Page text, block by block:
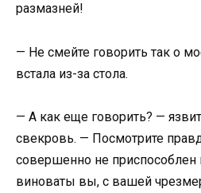
размазней!
— Не смейте говорить так о
встала из-за стола.
— А как еще говорить? —
свекровь. — Посмотрите
совершенно не
виноваты вы, с вашей